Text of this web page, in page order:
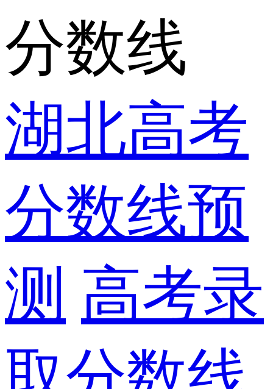
分数线
湖北高考
分数线预
测 高考录